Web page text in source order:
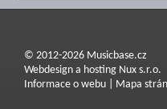
© 2012-2026 Musicbase.cz
Webdesign a hosting Nux s.r.o.
Informace o webu
Mapa